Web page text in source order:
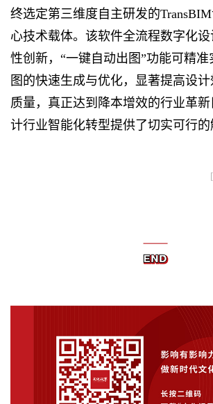
终选定第三维度自主研发的
心技术载体。该软件全流程数字化
性创新，“一键自动出图”功能可精
图的快速生成与优化，显著提高设
质量，真正达到降本增效的行业革
计行业智能化转型提供了切实可行的